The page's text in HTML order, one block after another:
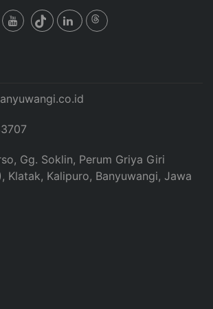
Gg. Soklin, Perum Griya Giri
Klatak, Kalipuro, Banyuwangi, Jawa